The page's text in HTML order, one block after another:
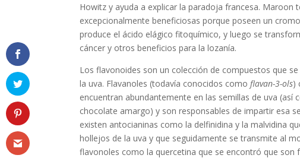
Howitz y ayuda a explicar la paradoja francesa. Maroon
excepcionalmente beneficiosas porque poseen un
produce el ácido elágico fitoquímico, y luego se
cáncer y otros beneficios para la lozanía.
Los flavonoides son un colección de compuestos que
la uva. Flavanoles (todavía conocidos comoflavan-3-ols)
encuentran abundantemente en las semillas de uva
chocolate amargo) y son responsables de impartir esa
existen antocianinas como la delfinidina y la malvidina
hollejos de la uva y que seguidamente se transmite al
flavonoles como la quercetina que se encontró que